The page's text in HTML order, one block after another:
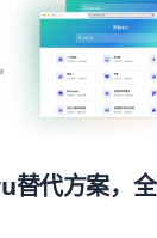
替代方案，